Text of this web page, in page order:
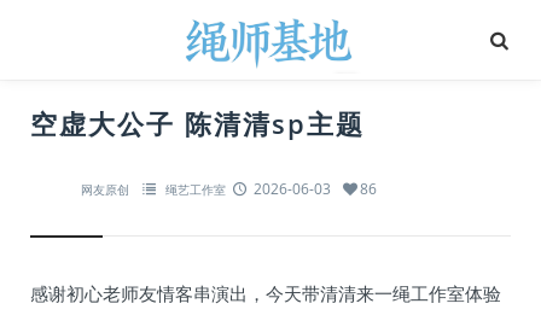
空虚大公子 陈清清sp主题
网友原创 绳艺工作室 2026-06-03 86
感谢初心老师友情客串演出，今天带清清来一绳工作室体验